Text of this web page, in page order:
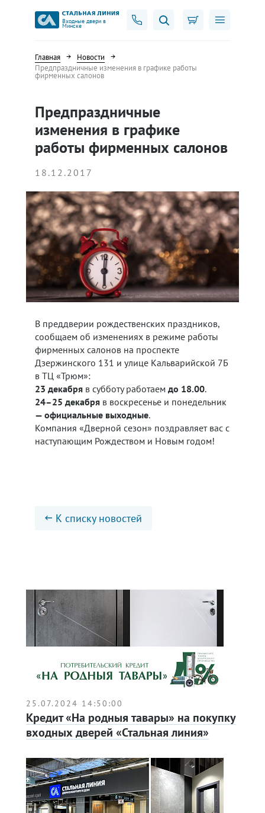
Входные двери в
Минске
Главная
Новости
Предпраздничные изменения в графике работы
фирменных салонов
Предпраздничные
изменения в графике
работы фирменных салонов
18.12.2017
В преддверии рождественских праздников,
сообщаем об изменениях в режиме работы
фирменных салонов на проспекте
Дзержинского 131 и улице Кальварийской 7Б
в ТЦ «Трюм»:
23 декабря в субботу работаем до 18.00.
24–25 декабря в воскресенье и понедельник
— официальные выходные.
Компания «Дверной сезон» поздравляет вас с
наступающим Рождеством и Новым годом!
К списку новостей
25.07.2024 14:50:00
Кредит «На родныя тавары» на покупку
входных дверей «Стальная линия»